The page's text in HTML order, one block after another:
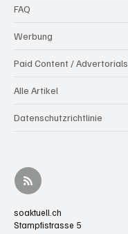
FAQ
Werbung
Paid Content / Advertorials
Alle Artikel
Datenschutzrichtlinie
soaktuell.ch
Stampfistrasse 5